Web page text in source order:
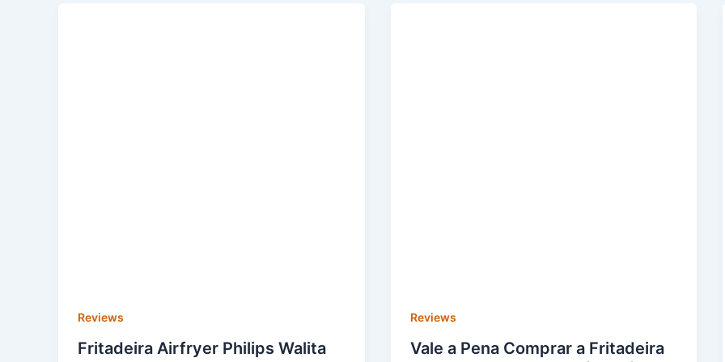
Reviews
Fritadeira Airfryer Philips Walita
Reviews
Vale a Pena Comprar a Fritadeira